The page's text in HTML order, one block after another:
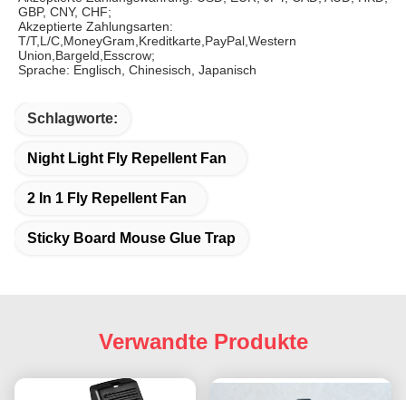
GBP, CNY, CHF;
Akzeptierte Zahlungsarten:
T/T,L/C,MoneyGram,Kreditkarte,PayPal,Western
Union,Bargeld,Esscrow;
Sprache: Englisch, Chinesisch, Japanisch
Schlagworte:
Night Light Fly Repellent Fan
2 In 1 Fly Repellent Fan
Sticky Board Mouse Glue Trap
Verwandte Produkte